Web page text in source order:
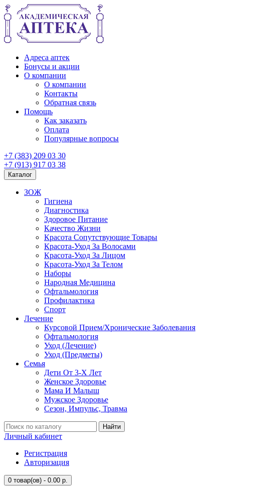
Адреса аптек
Бонусы и акции
О компании
О компании
Контакты
Обратная связь
Помощь
Как заказать
Оплата
Популярные вопросы
+7 (383) 209 03 30
+7 (913) 917 03 38
Каталог
ЗОЖ
Гигиена
Диагностика
Здоровое Питание
Качество Жизни
Красота Сопутствующие Товары
Красота-Уход За Волосами
Красота-Уход За Лицом
Красота-Уход За Телом
Наборы
Народная Медицина
Офтальмология
Профилактика
Спорт
Лечение
Курсовой Прием/Хронические Заболевания
Офтальмология
Уход (Лечение)
Уход (Предметы)
Семья
Дети От 3-Х Лет
Женское Здоровье
Мама И Малыш
Мужское Здоровье
Сезон, Импульс, Травма
Найти
Личный кабинет
Регистрация
Авторизация
0 товар(ов) - 0.00 р.